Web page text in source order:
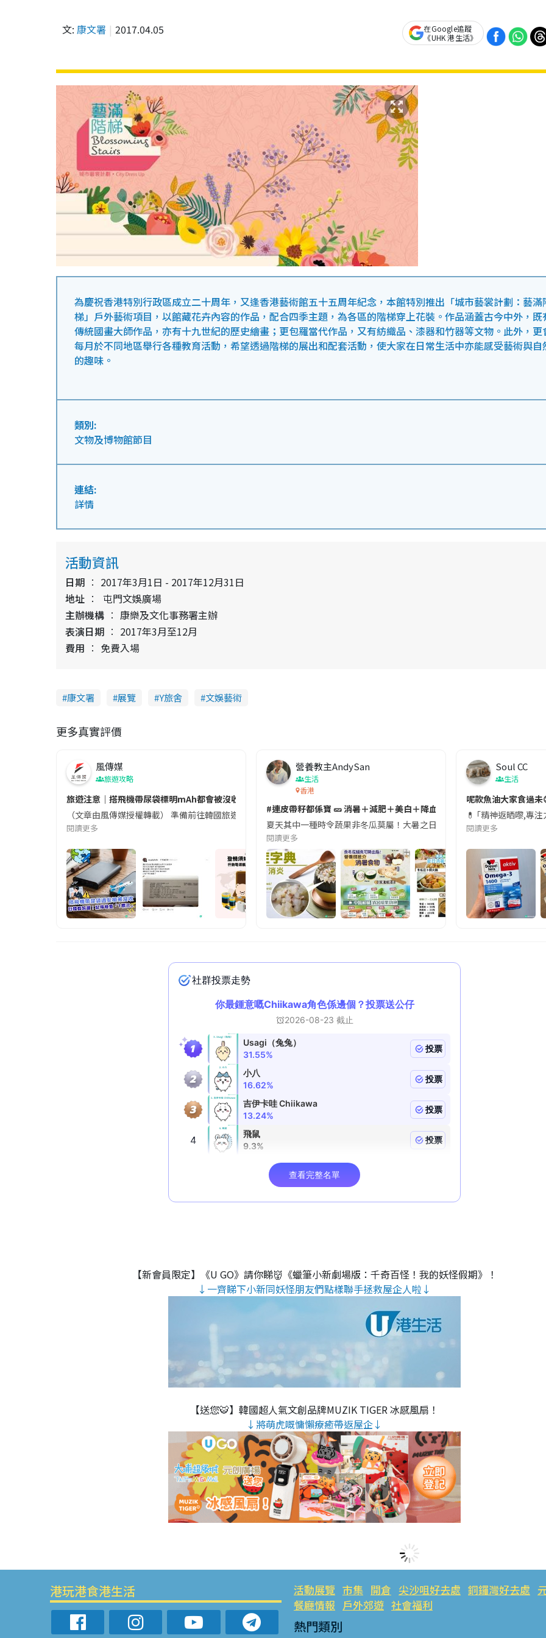
文: 康文署 2017.04.05
在Google追蹤
《UHK 港生活》
為慶祝香港特別行政區成立二十周年，又逢香港藝術館五十五周年紀念，本館特別推出「城市藝裳計劃：藝滿
梯」戶外藝術項目，以館藏花卉內容的作品，配合四季主題，為各區的階梯穿上花裝。作品涵蓋古今中外，既
傳統國畫大師作品，亦有十九世紀的歷史繪畫；更包羅當代作品，又有紡織品、漆器和竹器等文物。此外，更
每月於不同地區舉行各種教育活動，希望透過階梯的展出和配套活動，使大家在日常生活中亦能感受藝術與自
的趣味。
類別:
文物及博物館節目
連結:
詳情
活動資訊
日期
2017年3月1日 - 2017年12月31日
地址
屯門文娛廣場
主辦機構
康樂及文化事務署主辦
表演日期
2017年3月至12月
費用
免費入場
康文署 展覽 Y旅舍 文娛藝術
更多真實評價
風傳媒
旅遊攻略
旅遊注意｜搭飛機帶尿袋標明mAh都會被沒收😱出發前切記檢查「1標示」🚨
（文章由風傳媒授權轉載） 準備前往韓國旅遊的民眾，近期要特別留意隨身行李中的行動電源。一名旅客日前在機場安檢
閱讀更多
營養教主AndySan
生活
香港
#連皮帶籽都係寶 🥒 消暑＋減肥＋美白＋降血脂
夏天其中一種時令蔬果非冬瓜莫屬！大暑之日，點都要飲碗冬瓜湯消暑
閱讀更多
Soul CC
生活
呢款魚油大家食過未
💊 ｢精神返晒嚟,專
閱讀更多
【新會員限定】《U GO》請你睇👹《蠟筆小新劇場版：千奇百怪！我的妖怪假期》！
↓一齊睇下小新同妖怪朋友們點樣聯手拯救屋企人啦↓
【送您🐯】韓國超人氣文創品牌MUZIK TIGER 冰感風扇！
↓將萌虎嘅慵懶療癒帶返屋企↓
港玩港食港生活 活動展覽 市集 開倉 尖沙咀好去處 銅鑼灣好去處
餐廳情報 戶外郊遊 社會福利
熱門類別